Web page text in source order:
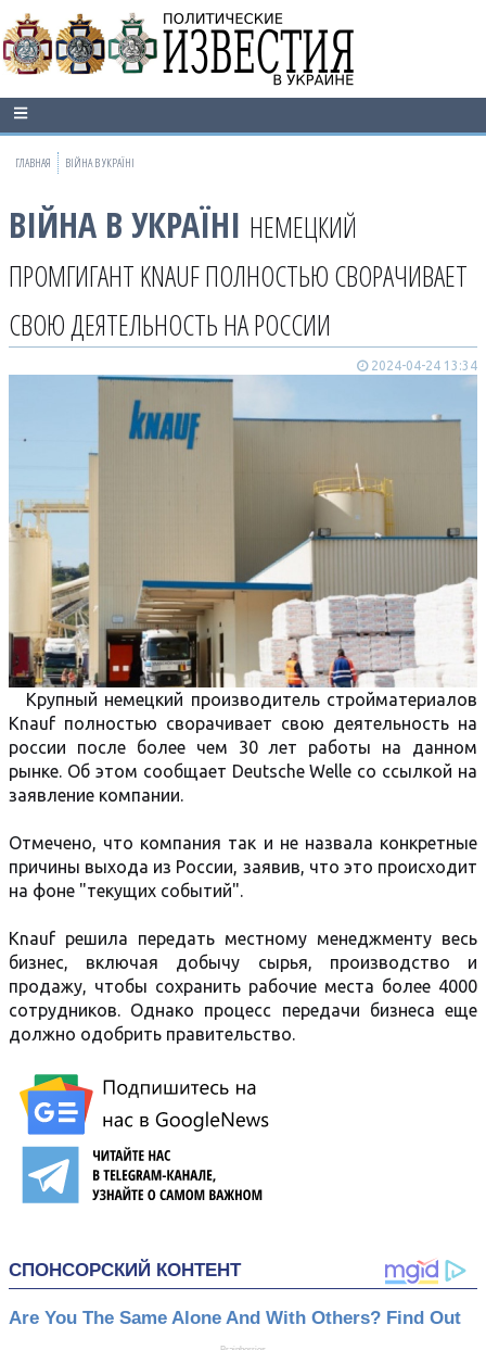
ГЛАВНАЯ ВІЙНА В УКРАЇНІ
ВІЙНА В УКРАЇНІ НЕМЕЦКИЙ
ПРОМГИГАНТ KNAUF ПОЛНОСТЬЮ СВОРАЧИВАЕТ
СВОЮ ДЕЯТЕЛЬНОСТЬ НА РОССИИ
2024-04-24 13:34
Крупный немецкий производитель стройматериалов
Knauf полностью сворачивает свою деятельность на
россии после более чем 30 лет работы на данном
рынке. Об этом сообщает Deutsche Welle со ссылкой на
заявление компании.
Отмечено, что компания так и не назвала конкретные
причины выхода из России, заявив, что это происходит
на фоне "текущих событий".
Knauf решила передать местному менеджменту весь
бизнес, включая добычу сырья, производство и
продажу, чтобы сохранить рабочие места более 4000
сотрудников. Однако процесс передачи бизнеса еще
должно одобрить правительство.